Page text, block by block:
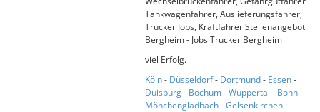
Tankwagenfahrer, Auslieferungsfahrer,
Trucker Jobs, Kraftfahrer Stellenangebot
Bergheim - Jobs Trucker Bergheim
viel Erfolg.
Köln- Düsseldorf- Dortmund- Essen-
Duisburg- Bochum-Wuppertal - Bonn-
Mönchengladbach-Gelsenkirchen